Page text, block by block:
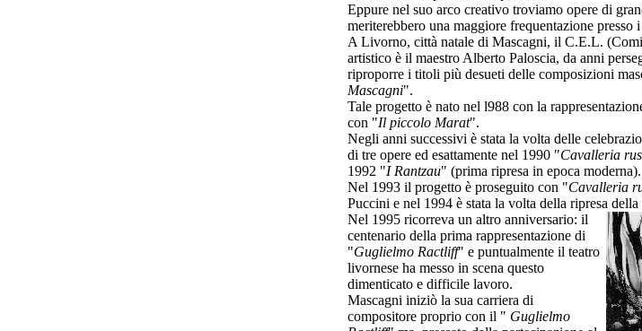
Eppure nel suo arco creativo troviamo opere di
meriterebbero una maggiore frequentazione presso
A Livorno, città natale di Mascagni, il C.E.L.
artistico è il maestro Alberto Paloscia, da anni
riproporre i titoli più desueti delle composizioni
Mascagni".
Tale progetto è nato nel l988 con la
con "Il piccolo Marat".
Negli anni successivi è stata la volta delle
di tre opere ed esattamente nel 1990 "Cavalleria
1992 "I Rantzau" (prima ripresa in epoca moderna).
Nel 1993 il progetto è proseguito con "Cavalleria
Puccini e nel 1994 è stata la volta della ripresa della
Nel 1995 ricorreva un altro anniversario: il
centenario della prima rappresentazione di
"Guglielmo Ractliff" e puntualmente il teatro
livornese ha messo in scena questo
dimenticato e difficile lavoro.
Mascagni iniziò la sua carriera di
compositore proprio con il " Guglielmo